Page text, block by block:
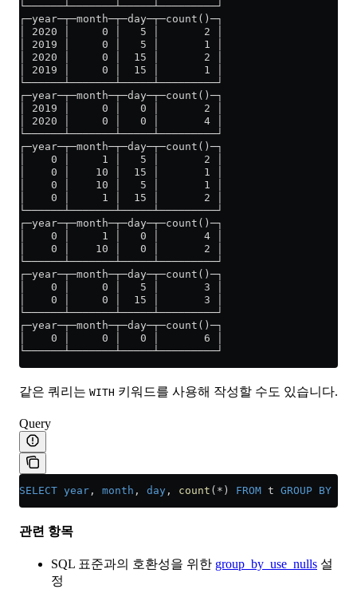
└──────┴───────┴─────┴─────────┘
┌─year─┬─month─┬─day─┬─count()─┐
│ 2020 │     0 │   5 │       2 │
│ 2019 │     0 │   5 │       1 │
│ 2020 │     0 │  15 │       2 │
│ 2019 │     0 │  15 │       1 │
└──────┴───────┴─────┴─────────┘
┌─year─┬─month─┬─day─┬─count()─┐
│ 2019 │     0 │   0 │       2 │
│ 2020 │     0 │   0 │       4 │
└──────┴───────┴─────┴─────────┘
┌─year─┬─month─┬─day─┬─count()─┐
│    0 │     1 │   5 │       2 │
│    0 │    10 │  15 │       1 │
│    0 │    10 │   5 │       1 │
│    0 │     1 │  15 │       2 │
└──────┴───────┴─────┴─────────┘
┌─year─┬─month─┬─day─┬─count()─┐
│    0 │     1 │   0 │       4 │
│    0 │    10 │   0 │       2 │
└──────┴───────┴─────┴─────────┘
┌─year─┬─month─┬─day─┬─count()─┐
│    0 │     0 │   5 │       3 │
│    0 │     0 │  15 │       3 │
└──────┴───────┴─────┴─────────┘
┌─year─┬─month─┬─day─┬─count()─┐
│    0 │     0 │   0 │       6 │
└──────┴───────┴─────┴─────────┘
같은 쿼리는 WITH 키워드를 사용해 작성할 수도 있습니다.
Query
SELECT year , month , day , count ( * ) FROM t GROUP BY
관련 항목
SQL 표준과의 호환성을 위한 group_by_use_nulls 설
정